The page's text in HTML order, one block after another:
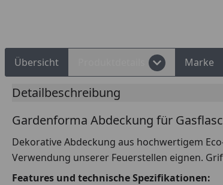
Übersicht Marke
Detailbeschreibung
Gardenforma Abdeckung für
Dekorative Abdeckung aus hochwertigem
Verwendung unserer Feuerstellen eignen.
Features und technische Spezifikationen: